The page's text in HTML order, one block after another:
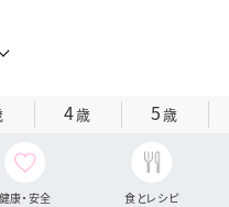
4歳 5歳
健康・安全 食とレシピ